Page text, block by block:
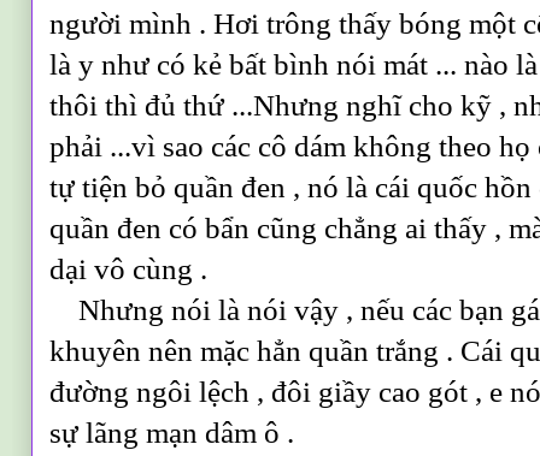
người mình . Hơi trông thấy bóng một
là y như có kẻ bất bình nói mát ... nào
thôi thì đủ thứ ...Nhưng nghĩ cho kỹ ,
phải ...vì sao các cô dám không theo
tự tiện bỏ quần đen , nó là cái quốc
quần đen có bẩn cũng chẳng ai thấy ,
dại vô cùng .
Nhưng nói là nói vậy , nếu các bạn
khuyên nên mặc hẳn quần trắng . Cái
đường ngôi lệch , đôi giầy cao gót , e
sự lãng mạn dâm ô .